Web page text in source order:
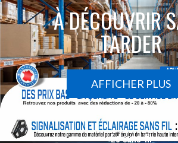
À DÉCOUVRIR
TARDER
AFFICHER PLUS
Le sans-fil